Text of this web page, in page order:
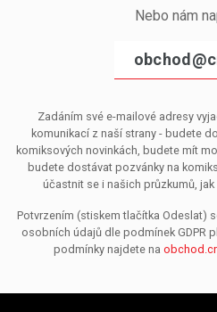
Nebo nám
Zadáním své e-mailové adresy
komunikací z naší strany - budete
komiksových novinkách, budete mít
budete dostávat pozvánky na
účastnit se i našich průzkumů,
Potvrzením (stiskem tlačítka Odeslat)
osobních údajů dle podmínek GDPR
podmínky najdete na